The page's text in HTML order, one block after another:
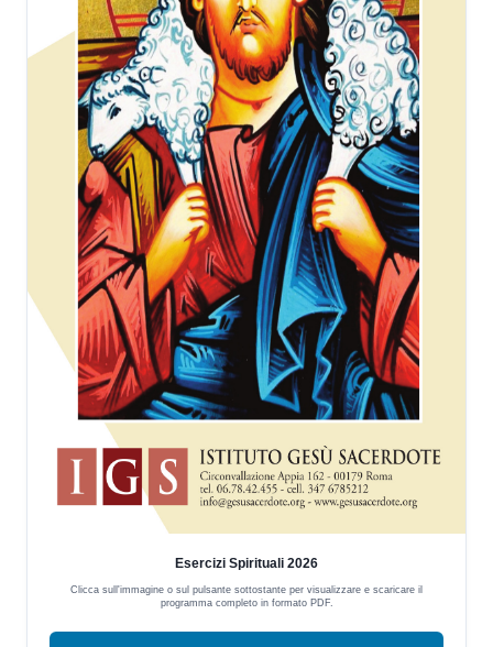
Esercizi Spirituali 2026
Clicca sull'immagine o sul pulsante sottostante per visualizzare e scaricare il
programma completo in formato PDF.